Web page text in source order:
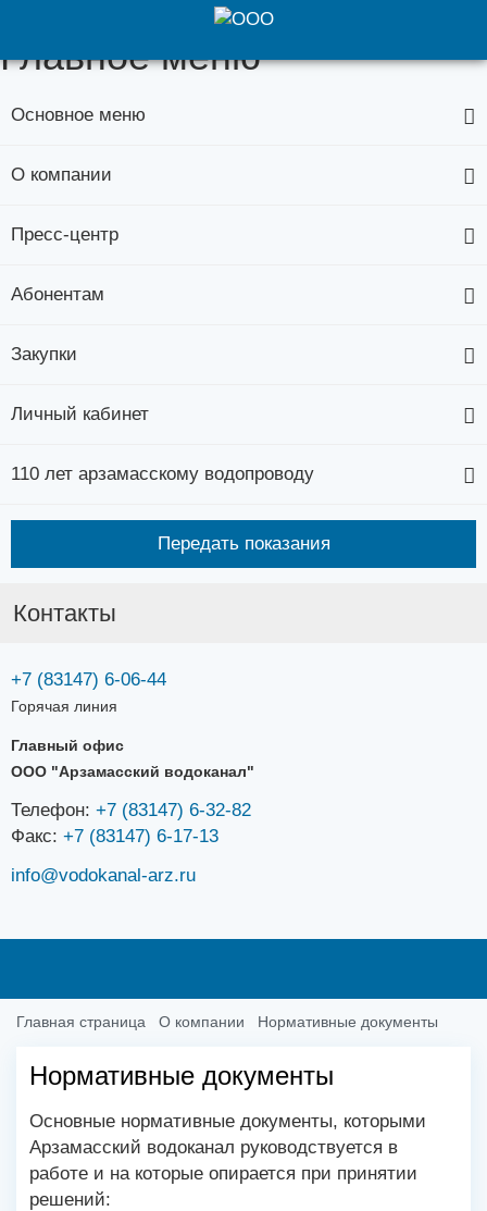
Главное меню
Основное меню
О компании
Пресс-центр
Абонентам
Закупки
Личный кабинет
110 лет арзамасскому водопроводу
Передать показания
Контакты
+7 (83147) 6-06-44
Горячая линия
Главный офис
ООО "Арзамасский водоканал"
Телефон: +7 (83147) 6-32-82
Факс: +7 (83147) 6-17-13
info@vodokanal-arz.ru
Главная страница О компании Нормативные документы
Нормативные документы
Основные нормативные документы, которыми
Арзамасский водоканал руководствуется в
работе и на которые опирается при принятии
решений: